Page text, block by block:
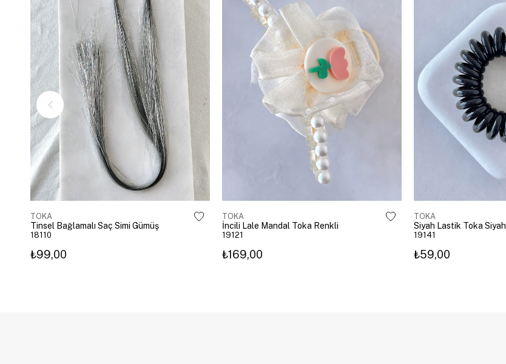
TOKA
Tinsel Bağlamalı Saç Simi Gümüş
18110
₺99,00
TOKA
İncili Lale Mandal Toka Renkli
19121
₺169,00
TOKA
Siyah Lastik Toka Siyah
19141
₺59,00